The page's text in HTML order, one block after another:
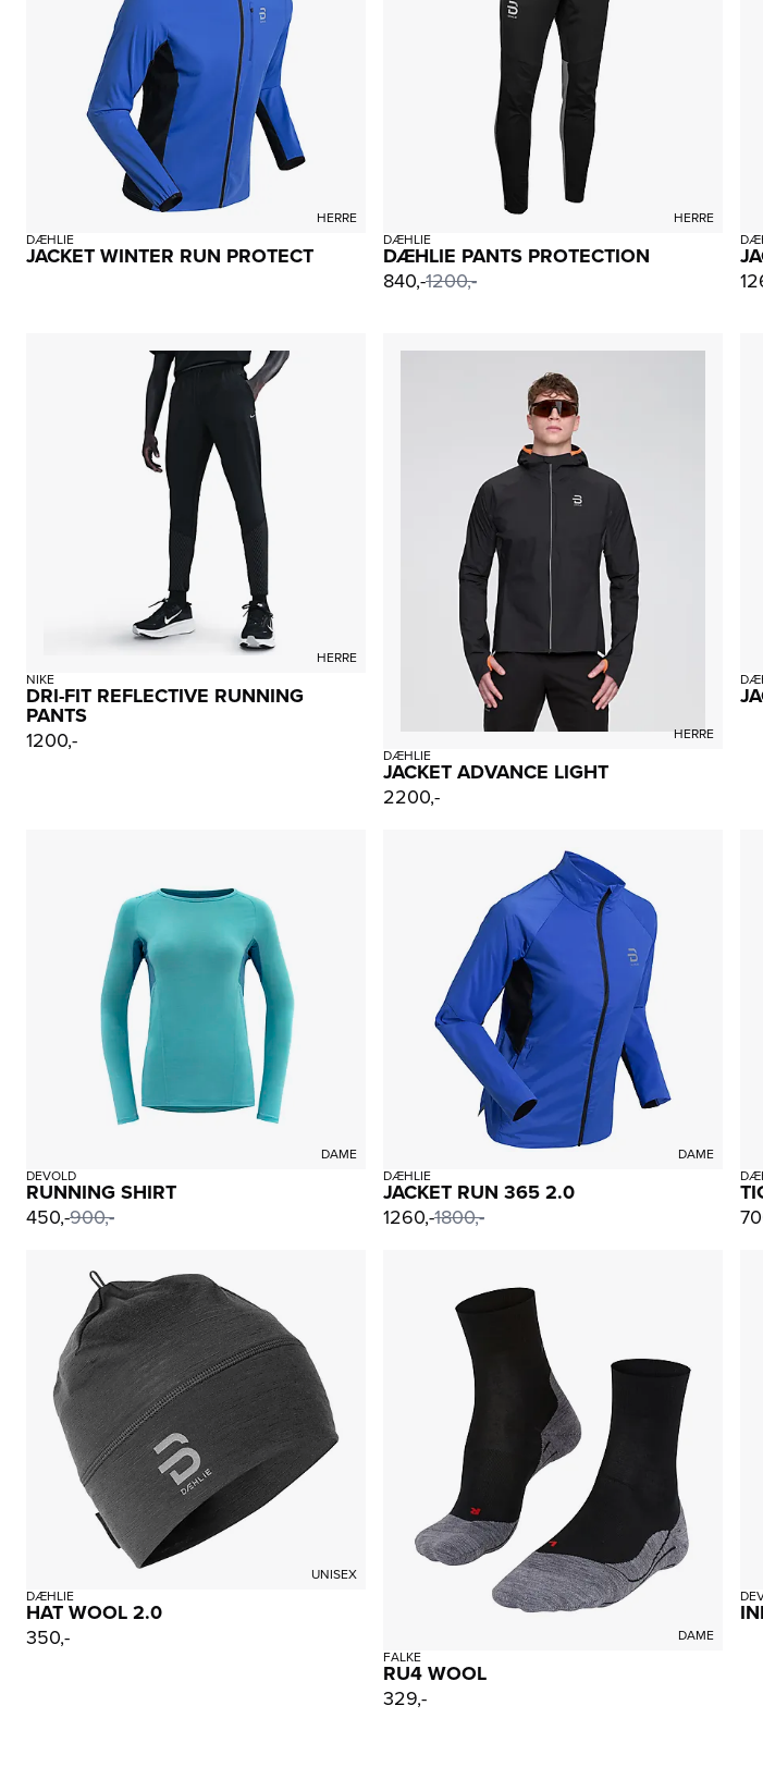
HERRE
DÆHLIE
JACKET WINTER RUN PROTECT
HERRE
DÆHLIE
DÆHLIE PANTS PROTECTION
840,-1200,-
HERRE
NIKE
DRI-FIT REFLECTIVE RUNNING
PANTS
1200,-
HERRE
DÆHLIE
JACKET ADVANCE LIGHT
2200,-
DAME
DEVOLD
RUNNING SHIRT
450,-900,-
DAME
DÆHLIE
JACKET RUN 365 2.0
1260,-1800,-
UNISEX
DÆHLIE
HAT WOOL 2.0
350,-
DAME
FALKE
RU4 WOOL
329,-